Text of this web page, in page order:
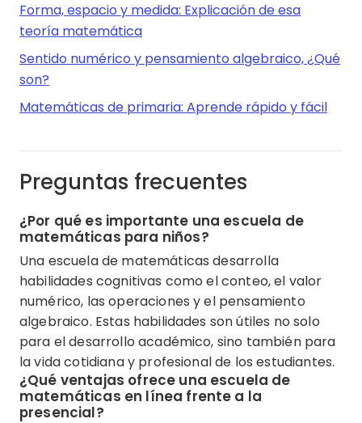
Forma, espacio y medida: Explicación de esa
teoría matemática
Sentido numérico y pensamiento algebraico, ¿Qué
son?
Matemáticas de primaria: Aprende rápido y fácil
Preguntas frecuentes
¿Por qué es importante una escuela de
matemáticas para niños?
Una escuela de matemáticas desarrolla
habilidades cognitivas como el conteo, el valor
numérico, las operaciones y el pensamiento
algebraico. Estas habilidades son útiles no solo
para el desarrollo académico, sino también para
la vida cotidiana y profesional de los estudiantes.
¿Qué ventajas ofrece una escuela de
matemáticas en línea frente a la
presencial?